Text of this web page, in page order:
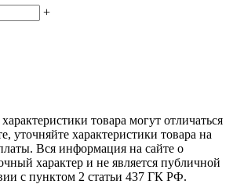
+
товара могут отличаться
уточняйте характеристики товара на
Вся информация на сайте о
характер и не является публичной
с пунктом 2 статьи 437 ГК РФ.